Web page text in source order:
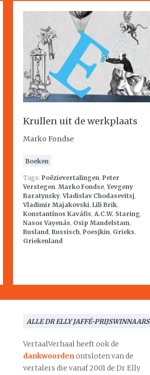
Krullen uit de werkplaats
Marko Fondse
Boeken
Tags: Poëzievertalingen, Peter
Verstegen, Marko Fondse,Yevgeny
Baratynsky,Vladislav Chodasevitsj,
Vladimir Majakovski, Lili Brik,
Konstantínos Kaváfis, A.C.W. Staring,
Nasos Vayenás, Osip Mandelstam,
Rusland, Russisch, Poesjkin, Grieks,
Griekenland
ALLE DR ELLY JAFFÉ-PRIJSWINNAARS
VertaalVerhaal heeft ook de
dankwoordenontsloten van de
vertalers die vanaf 2001 de Dr Elly